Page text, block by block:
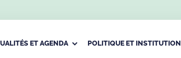
ET AGENDA POLITIQUE ET INSTITUTION